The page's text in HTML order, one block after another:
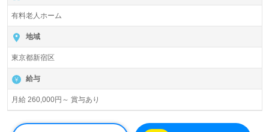
有料老人ホーム
地域
東京都新宿区
給与
月給 260,000円～ 賞与あり